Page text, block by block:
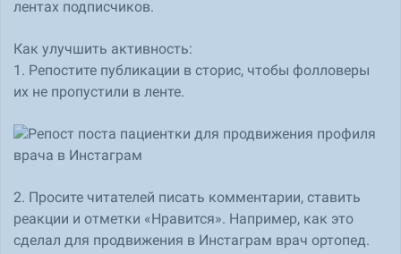
лентах подписчиков.
Как улучшить активность:
1. Репостите публикации в сторис, чтобы фолловеры
их не пропустили в ленте.
2. Просите читателей писать комментарии, ставить
реакции и отметки «Нравится». Например, как это
сделал для продвижения в Инстаграм врач ортопед.